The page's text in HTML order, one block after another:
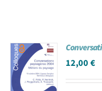
12,00€